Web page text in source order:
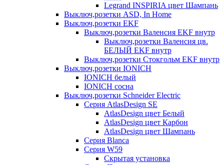
Legrand INSPIRIA цвет Шампань
Выключ,розетки ASD, In Home
Выключ,розетки EKF
Выключ,розетки Валенсия EKF внутр
Выключ,розетки Валенсия цв.
БЕЛЫЙ EKF внутр
Выключ,розетки Стокгольм EKF внутр
Выключ,розетки IONICH
IONICH белый
IONICH сосна
Выключ,розетки Schneider Electric
Серия AtlasDesign SE
AtlasDesign цвет Белый
AtlasDesign цвет Карбон
AtlasDesign цвет Шампань
Серия Blanca
Серия W59
Скрытая установка